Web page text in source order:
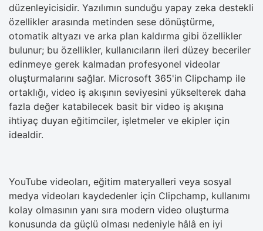
düzenleyicisidir. Yazılımın sunduğu yapay zeka destekli
özellikler arasında metinden sese dönüştürme,
otomatik altyazı ve arka plan kaldırma gibi özellikler
bulunur; bu özellikler, kullanıcıların ileri düzey beceriler
edinmeye gerek kalmadan profesyonel videolar
oluşturmalarını sağlar. Microsoft 365'in Clipchamp ile
ortaklığı, video iş akışının seviyesini yükselterek daha
fazla değer katabilecek basit bir video iş akışına
ihtiyaç duyan eğitimciler, işletmeler ve ekipler için
idealdir.
YouTube videoları, eğitim materyalleri veya sosyal
medya videoları kaydedenler için Clipchamp, kullanımı
kolay olmasının yanı sıra modern video oluşturma
konusunda da güçlü olması nedeniyle hâlâ en iyi